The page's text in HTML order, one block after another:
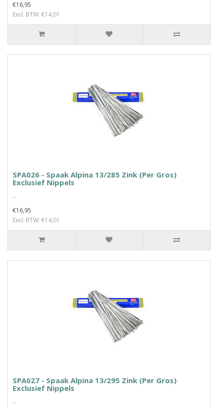
€16,95
Excl. BTW: €14,01
SPA026 - Spaak Alpina 13/285 Zink (Per Gros)
Exclusief Nippels
..
€16,95
Excl. BTW: €14,01
SPA027 - Spaak Alpina 13/295 Zink (Per Gros)
Exclusief Nippels
..